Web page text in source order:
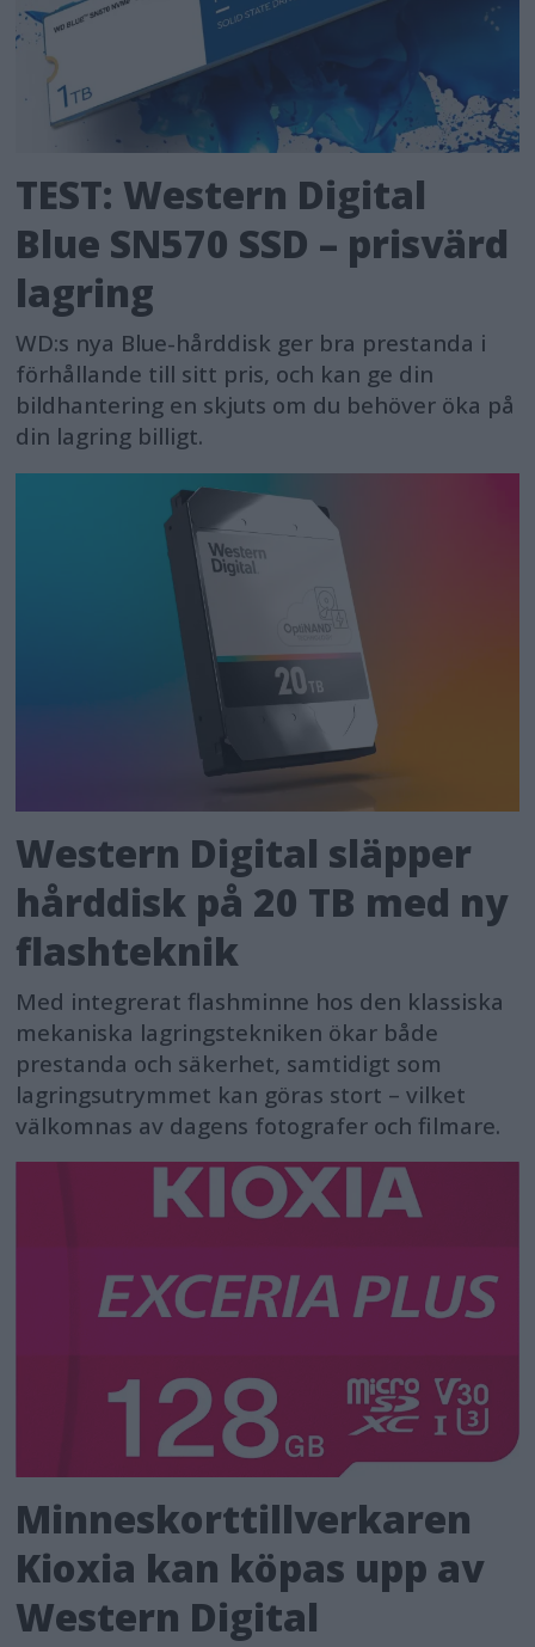
TEST: Western Digital
Blue SN570 SSD – prisvärd
lagring
WD:s nya Blue-hårddisk ger bra prestanda i
förhållande till sitt pris, och kan ge din
bildhantering en skjuts om du behöver öka på
din lagring billigt.
Western Digital släpper
hårddisk på 20 TB med ny
flashteknik
Med integrerat flashminne hos den klassiska
mekaniska lagringstekniken ökar både
prestanda och säkerhet, samtidigt som
lagringsutrymmet kan göras stort – vilket
välkomnas av dagens fotografer och filmare.
Minneskorttillverkaren
Kioxia kan köpas upp av
Western Digital